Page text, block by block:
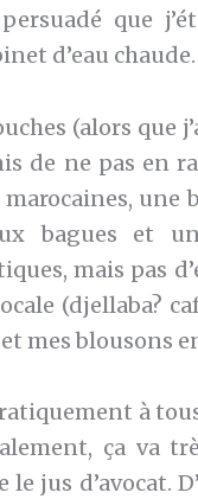
que
d’eau chaude.
(alors que
de ne pas en
une
bagues et
mais pas
(djellaba?
mes blousons
à
ça va
jus d’avocat.